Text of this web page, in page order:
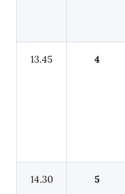
13.45 4
14.30 5